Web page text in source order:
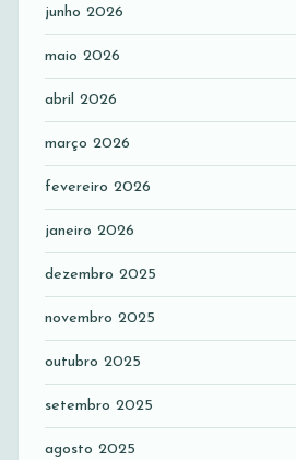
junho 2026
maio 2026
abril 2026
março 2026
fevereiro 2026
janeiro 2026
dezembro 2025
novembro 2025
outubro 2025
setembro 2025
agosto 2025